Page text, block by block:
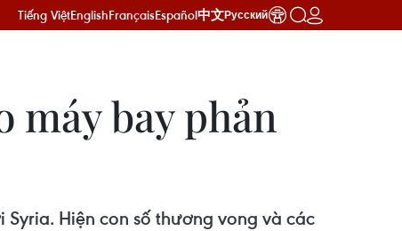
Tiếng ViệtEnglishFrançaisEspañol中文Русский
máy bay phản
Hiện con số thương vong và các